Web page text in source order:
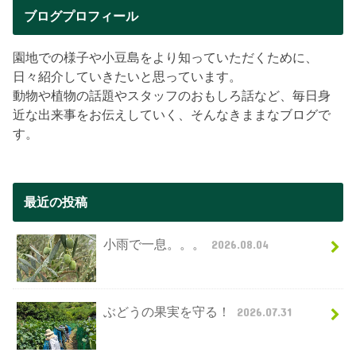
ブログプロフィール
園地での様子や小豆島をより知っていただくために、
日々紹介していきたいと思っています。
動物や植物の話題やスタッフのおもしろ話など、毎日身
近な出来事をお伝えしていく、そんなきままなブログで
す。
最近の投稿
小雨で一息。。。 2026.08.04
ぶどうの果実を守る！ 2026.07.31